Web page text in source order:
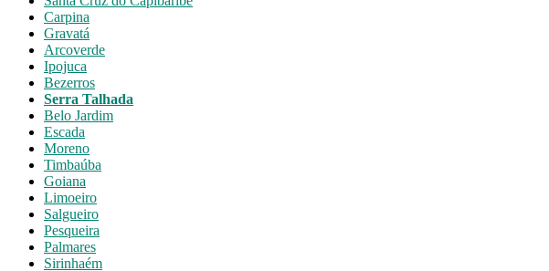
Carpina
Gravatá
Arcoverde
Ipojuca
Bezerros
Serra Talhada
Belo Jardim
Escada
Moreno
Timbaúba
Goiana
Limoeiro
Salgueiro
Pesqueira
Palmares
Sirinhaém